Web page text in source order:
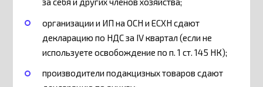
организации и ИП на ОСН и ЕСХН сдают
декларацию по НДС за IV квартал (если не
используете освобождение по п. 1 ст. 145 НК);
производители подакцизных товаров сдают